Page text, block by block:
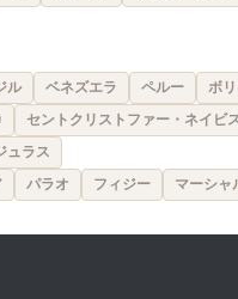
ル ベネズエラ ペルー ボ
セントクリストファー・ネイビ
ュラス
パラオ フィジー マーシャ